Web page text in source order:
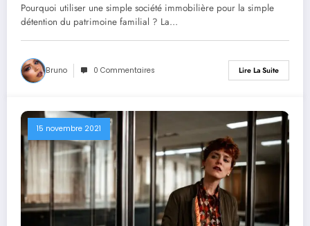
Pourquoi utiliser une simple société immobilière pour la simple
détention du patrimoine familial ? La…
Bruno 0 Commentaires Lire La Suite
15 novembre 2021